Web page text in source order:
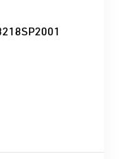
0 von 5 Sternen